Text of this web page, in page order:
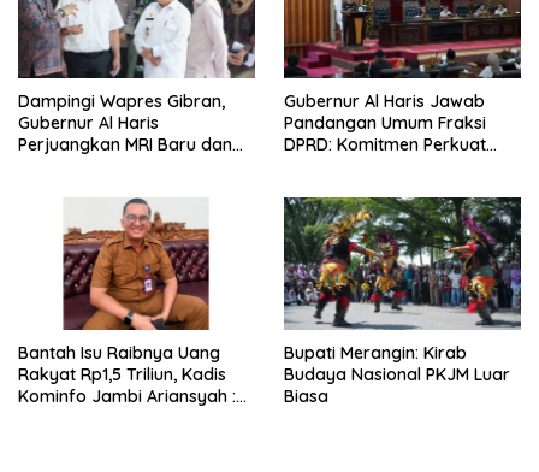
Dampingi Wapres Gibran,
Gubernur Al Haris
Perjuangkan MRI Baru dan
Gubernur Al Haris Jawab
Pandangan Umum Fraksi
DPRD: Komitmen Perkuat
Bantah Isu Raibnya Uang
Rakyat Rp1,5 Triliun, Kadis
Kominfo Jambi Ariansyah :
Bupati Merangin: Kirab
Budaya Nasional PKJM Luar
Biasa